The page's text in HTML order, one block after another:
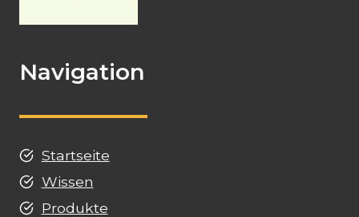
Navigation
Startseite
Wissen
Produkte